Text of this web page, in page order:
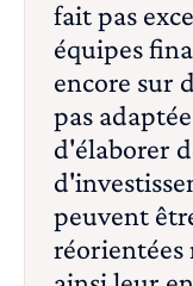
fait pas
équipes
encore sur
pas
d'élaborer
peuvent